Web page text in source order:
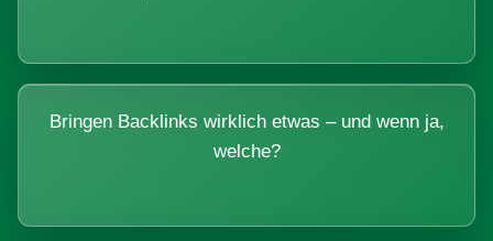
Bringen Backlinks wirklich etwas – und wenn ja,
welche?